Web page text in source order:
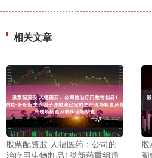
相关文章
股票配资股 人福医药：公司的
治疗用生物制品1类新药重组质
股